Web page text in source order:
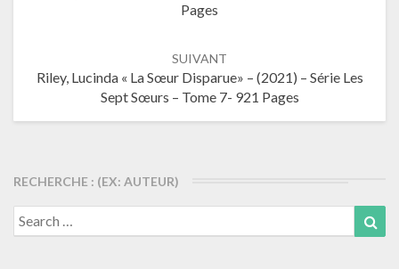
Pages
SUIVANT
Riley, Lucinda « La Sœur Disparue» – (2021) – Série Les
Sept Sœurs – Tome 7- 921 Pages
RECHERCHE : (EX: AUTEUR)
Search
for: